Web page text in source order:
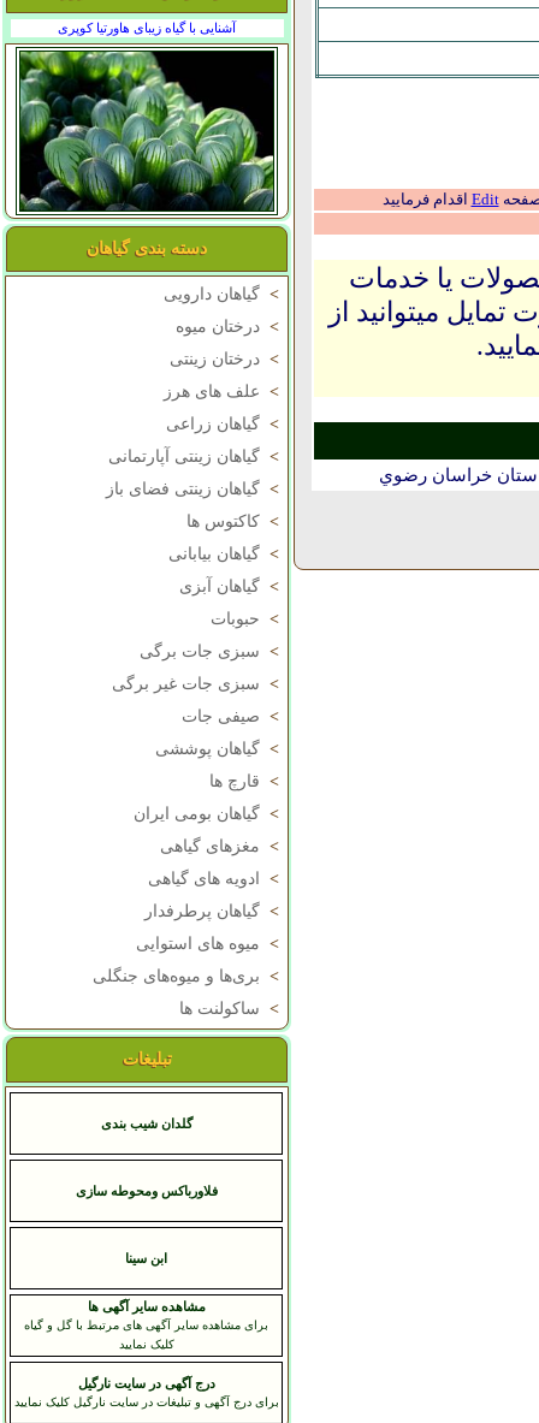
آشنایی با گیاه زیبای هاورتیا کوپری
دسته بندی گیاهان
> گیاهان دارویی
> درختان میوه
> درختان زینتی
> علف های هرز
> گیاهان زراعی
> گیاهان زینتی آپارتمانی
> گیاهان زینتی فضای باز
> کاکتوس ها
> گیاهان بیابانی
> گیاهان آبزی
> حبوبات
> سبزی جات برگی
> سبزی جات غیر برگی
> صیفی جات
> گیاهان پوششی
> قارچ ها
> گیاهان بومی ایران
> مغزهای گیاهی
>
ادویه های گیاهی
> گیاهان پرطرفدار
> میوه های استوایی
> بری‌ها و میوه‌های جنگلی
> ساکولنت ها
تبلیغات
گلدان شیب بندی
فلاورباکس ومحوطه سازی
ابن سينا
مشاهده سایر آگهی ها
برای مشاهده سایر آگهی های مرتبط با گل و گیاه
کلیک نمایید
درج آگهی در سایت نارگیل
برای درج آگهی و تبلیغات در سایت نارگیل کلیک نمایید
صفحهEdit اقدام فرمایید
یا خدمات
میتوانید از
خراسان رضوي